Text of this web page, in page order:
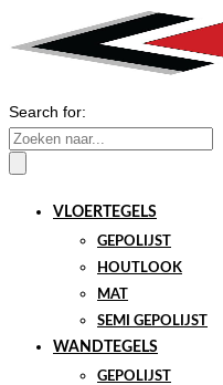
Search for:
VLOERTEGELS
GEPOLIJST
HOUTLOOK
MAT
SEMI GEPOLIJST
WANDTEGELS
GEPOLIJST